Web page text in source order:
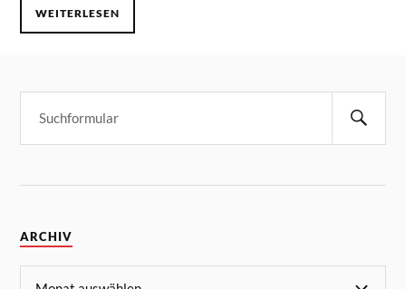
WEITERLESEN
ARCHIV